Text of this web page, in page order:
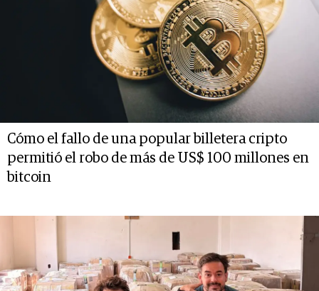
Cómo el fallo de una popular billetera cripto
permitió el robo de más de US$ 100 millones en
bitcoin